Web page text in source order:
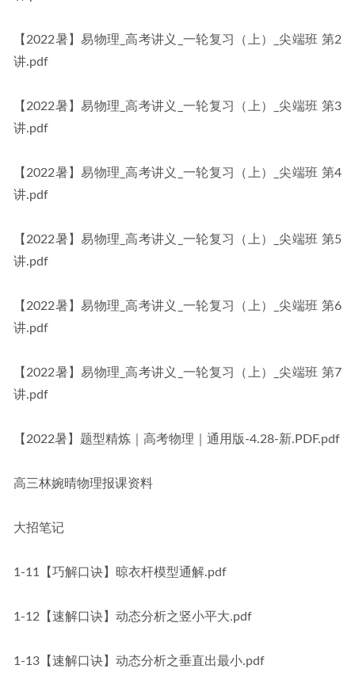
【2022暑】易物理_高考讲义_一轮复习（上）_尖端班 第2
讲.pdf
【2022暑】易物理_高考讲义_一轮复习（上）_尖端班 第3
讲.pdf
【2022暑】易物理_高考讲义_一轮复习（上）_尖端班 第4
讲.pdf
【2022暑】易物理_高考讲义_一轮复习（上）_尖端班 第5
讲.pdf
【2022暑】易物理_高考讲义_一轮复习（上）_尖端班 第6
讲.pdf
【2022暑】易物理_高考讲义_一轮复习（上）_尖端班 第7
讲.pdf
【2022暑】题型精炼｜高考物理｜通用版-4.28-新.PDF.pdf
高三林婉晴物理报课资料
大招笔记
1-11【巧解口诀】晾衣杆模型通解.pdf
1-12【速解口诀】动态分析之竖小平大.pdf
1-13【速解口诀】动态分析之垂直出最小.pdf